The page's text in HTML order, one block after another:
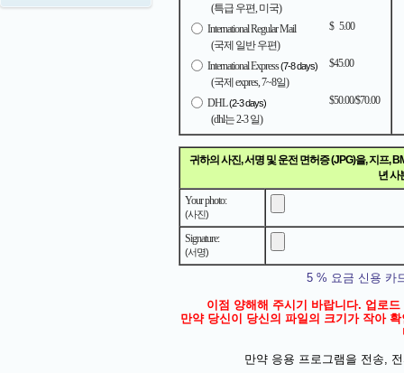
(특급 우편, 미국)
International Regular Mail
$0 5.00
(국제 일반 우편)
International Express(7-8 days)
$45.00
(국제 expres, 7~8일)
DHL(2-3 days)
$50.00/$70.00
(dhl는 2-3 일)
귀하의 사진, 서명 및 운전 면허증 (JPG)을, 지프,
년 사
Your photo:
(사진)
Signature:
(서명)
5 % 요금 신용 카
이점 양해해 주시기 바랍니다. 업로
만약 당신이 당신의 파일의 크기가 작아
만약 응용 프로그램을 전송,